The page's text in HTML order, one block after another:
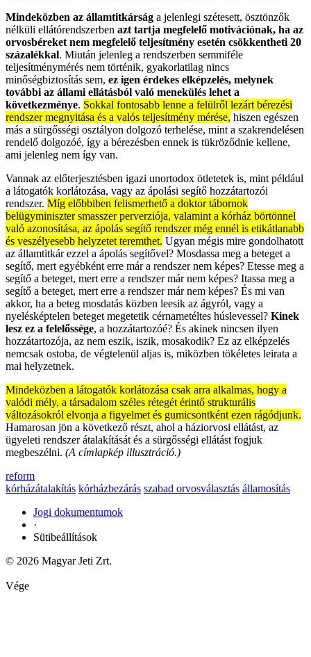
Mindeközben az államtitkárság a jelenlegi szétesett, ösztönzők
nélküli ellátórendszerben azt tartja megfelelő motivációnak, ha az
orvosbéreket nem megfelelő teljesítmény esetén csökkentheti 20
százalékkal. Miután jelenleg a rendszerben semmiféle
teljesítménymérés nem történik, gyakorlatilag nincs
minőségbiztosítás sem, ez igen érdekes elképzelés, melynek
további az állami ellátásból való menekülés lehet a
következménye. Sokkal fontosabb lenne a felülről lezárt bérezési
rendszer megnyitása és a valós teljesítmény mérése, hiszen egészen
más a sürgősségi osztályon dolgozó terhelése, mint a szakrendelésen
rendelő dolgozóé, így a bérezésben ennek is tükröződnie kellene,
ami jelenleg nem így van.
Vannak az előterjesztésben igazi unortodox ötletetek is, mint például
a látogatók korlátozása, vagy az ápolási segítő hozzátartozói
rendszer. Míg előbbiben felismerhető a doktor tábornok
belügyminiszter smasszer perverziója, valamint a kórház börtönnel
való azonosítása, az ápolás segítő rendszer még ennél is etikátlanabb
és veszélyesebb helyzetet teremthet. Ugyan mégis mire gondolhatott
az államtitkár ezzel a ápolás segítővel? Mosdassa meg a beteget a
segítő, mert egyébként erre már a rendszer nem képes? Etesse meg a
segítő a beteget, mert erre a rendszer már nem képes? Itassa meg a
segítő a beteget, mert erre a rendszer már nem képes? És mi van
akkor, ha a beteg mosdatás közben leesik az ágyról, vagy a
nyelésképtelen beteget megetetik cérnametéltes húslevessel? Kinek
lesz ez a felelőssége, a hozzátartozóé? És akinek nincsen ilyen
hozzátartozója, az nem eszik, iszik, mosakodik? Ez az elképzelés
nemcsak ostoba, de végtelenül aljas is, miközben tökéletes leirata a
mai helyzetnek.
Mindeközben a látogatók korlátozása csak arra alkalmas, hogy a
valódi mély, a társadalom széles rétegét érintő strukturális
változásokról elvonja a figyelmet és gumicsontként ezen rágódjunk.
Hamarosan jön a következő részt, ahol a háziorvosi ellátást, az
ügyeleti rendszer átalakítását és a sürgősségi ellátást fogjuk
megbeszélni. (A címlapkép illusztráció.)
reform
kórházátalakítás kórházbezárás szabad orvosválasztás államosítás
Jogi dokumentumok
·
Sütibeállítások
© 2026 Magyar Jeti Zrt.
Vége